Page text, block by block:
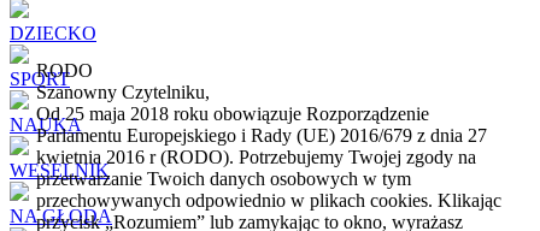
DZIECKO
SPORT
NAUKA
WESELNIK
NA GŁODA
RODO
Szanowny Czytelniku,
Od 25 maja 2018 roku obowiązuje Rozporządzenie
Parlamentu Europejskiego i Rady (UE) 2016/679 z dnia 27
kwietnia 2016 r (RODO). Potrzebujemy Twojej zgody na
przetwarzanie Twoich danych osobowych w tym
przechowywanych odpowiednio w plikach cookies. Klikając
przycisk „Rozumiem” lub zamykając to okno, wyrażasz